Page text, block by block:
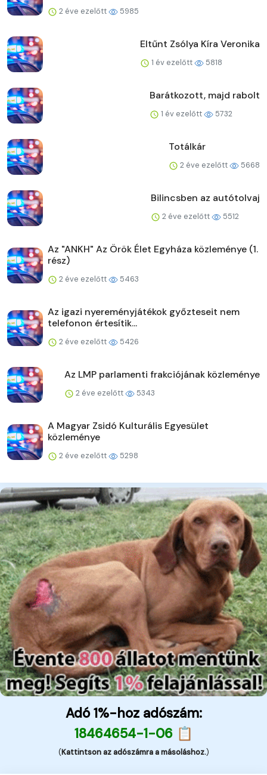
2 éve ezelőtt 5985
Eltűnt Zsólya Kíra Veronika
1 év ezelőtt 5818
Barátkozott, majd rabolt
1 év ezelőtt 5732
Totálkár
2 éve ezelőtt 5668
Bilincsben az autótolvaj
2 éve ezelőtt 5512
Az "ANKH" Az Örök Élet Egyháza közleménye (1.
rész)
2 éve ezelőtt 5463
Az igazi nyereményjátékok győzteseit nem
telefonon értesítik...
2 éve ezelőtt 5426
Az LMP parlamenti frakciójának közleménye
2 éve ezelőtt 5343
A Magyar Zsidó Kulturális Egyesület
közleménye
2 éve ezelőtt 5298
Adó 1%-hoz adószám:
18464654-1-06 📋
(Kattintson az adószámra a másoláshoz.)